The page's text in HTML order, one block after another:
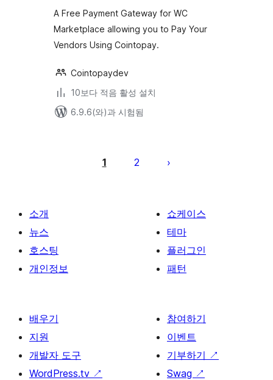
점
A Free Payment Gateway for WC
Marketplace allowing you to Pay Your
Vendors Using Cointopay.
Cointopaydev
10보다 적음 활성 설치
6.9.6(와)과 시험됨
1 2
소개
뉴스
호스팅
개인정보
쇼케이스
테마
플러그인
패턴
배우기
지원
개발자 도구
WordPress.tv ↗
참여하기
이벤트
기부하기 ↗
Swag ↗